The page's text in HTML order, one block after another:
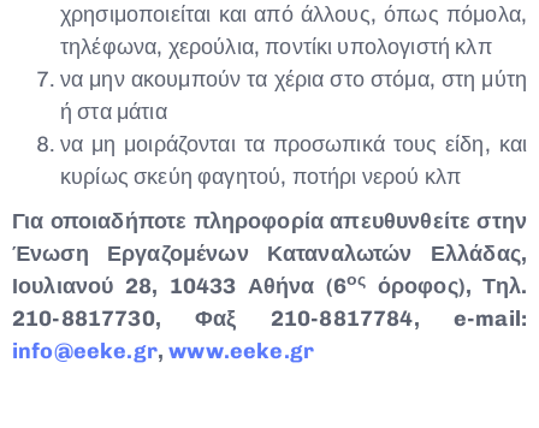
χρησιμοποιείται και από άλλους, όπως πόμολα,
τηλέφωνα, χερούλια, ποντίκι υπολογιστή κλπ
να μην ακουμπούν τα χέρια στο στόμα, στη μύτη
ή στα μάτια
να μη μοιράζονται τα προσωπικά τους είδη, και
κυρίως σκεύη φαγητού, ποτήρι νερού κλπ
Για οποιαδήποτε πληροφορία απευθυνθείτε στην
Ένωση Εργαζομένων Καταναλωτών Ελλάδας,
Ιουλιανού 28, 10433 Αθήνα (6ος
όροφος), Τηλ.
210-8817730, Φαξ 210-8817784, e-mail:
info@eeke.gr,www.eeke.gr